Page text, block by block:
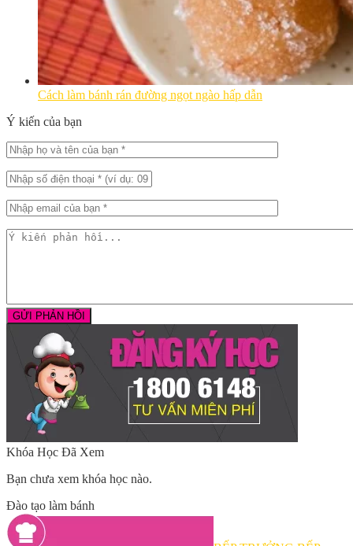
Cách làm bánh rán đường ngọt ngào hấp dẫn
Ý kiến của bạn
Khóa Học Đã Xem
Bạn chưa xem khóa học nào.
Đào tạo làm bánh